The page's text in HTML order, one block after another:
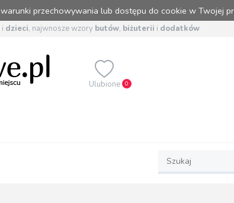
przechowywania lub dostępu do cookie w Twojej
i dzieci, najwnosze wzory butów, biżuterii i dodatków
Ulubione 0